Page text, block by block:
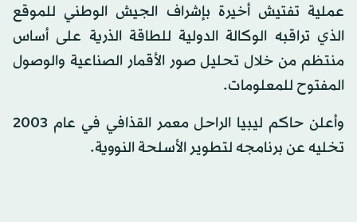
عملية تفتيش أخيرة بإشراف الجيش الوطني للموقع
الذي تراقبه الوكالة الدولية للطاقة الذرية على أساس
منتظم من خلال تحليل صور الأقمار الصناعية والوصول
المفتوح للمعلومات.
وأعلن حاكم ليبيا الراحل معمر القذافي في عام 2003
تخليه عن برنامجه لتطوير الأسلحة النووية.